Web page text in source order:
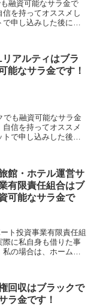
融資可能なサラ金で
を持ってオススメし
申し込みした後に電
アルティはブラ
能なサラ金です！
でも融資可能なサラ金
信を持ってオススメ
で申し込みした後に
館・ホテル運営サ
有限責任組合はブ
可能なサラ金で
ト投資事業有限責任組
に私自身も借りた事
の場合は、ホームペ
回収はブラックで
ラ金です！